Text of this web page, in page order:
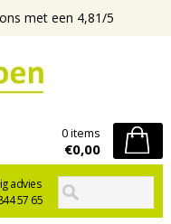
met een 4,81/5
advies
57 65
0 items
€0,00